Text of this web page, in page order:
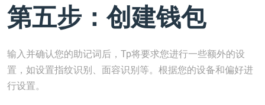
第五步：创建钱包
输入并确认您的助记词后，Tp将要求您进行一些额外的设
置，如设置指纹识别、面容识别等。根据您的设备和偏好进
行设置。